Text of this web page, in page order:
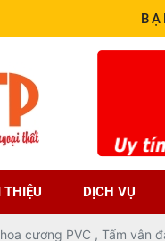
THIỆU DỊCH VỤ
cương PVC , Tấm vân